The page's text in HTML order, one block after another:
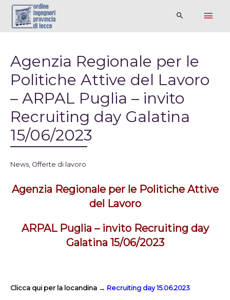
Agenzia Regionale per le
Politiche Attive del Lavoro
– ARPAL Puglia – invito
Recruiting day Galatina
15/06/2023
News Offerte di lavoro
Agenzia Regionale per le Politiche Attive
del Lavoro
ARPAL Puglia – invito Recruiting day
Galatina 15/06/2023
Clicca qui per la locandina → Recruiting day 15.06.2023